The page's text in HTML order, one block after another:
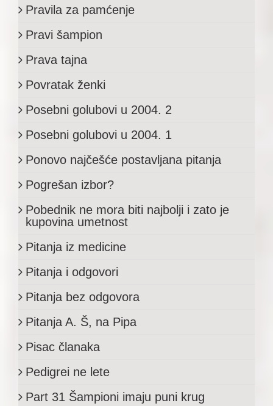
Pravila za pamćenje
Pravi šampion
Prava tajna
Povratak ženki
Posebni golubovi u 2004. 2
Posebni golubovi u 2004. 1
Ponovo najčešće postavljana pitanja
Pogrešan izbor?
Pobednik ne mora biti najbolji i zato je
kupovina umetnost
Pitanja iz medicine
Pitanja i odgovori
Pitanja bez odgovora
Pitanja A. Š, na Pipa
Pisac članaka
Pedigrei ne lete
Part 31 Šampioni imaju puni krug